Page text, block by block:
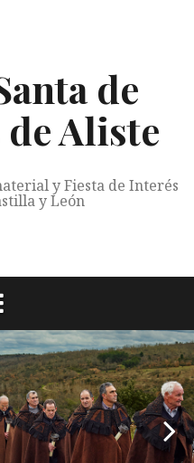
de
Aliste
y Fiesta de Interés
y León